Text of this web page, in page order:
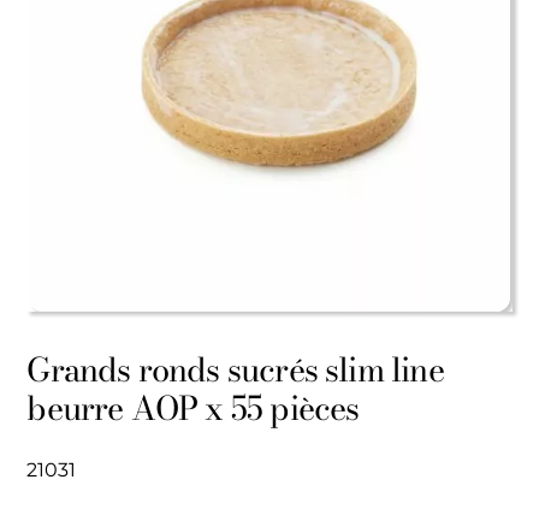
Grands ronds sucrés slim line
beurre AOP x 55 pièces
21031